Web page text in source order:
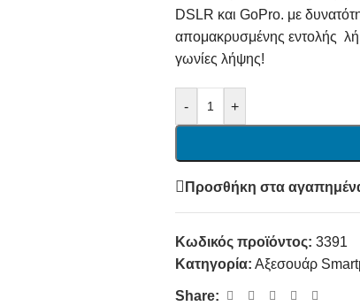
DSLR και GoPro. με
απομακρυσμένης εντολής
γωνίες λήψης!
- +
Προσθήκη στα
Κωδικός προϊόντος: 3391
Κατηγορία: Αξεσουάρ
Share: